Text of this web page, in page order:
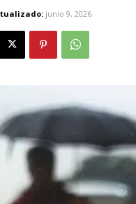
junio 9, 2026